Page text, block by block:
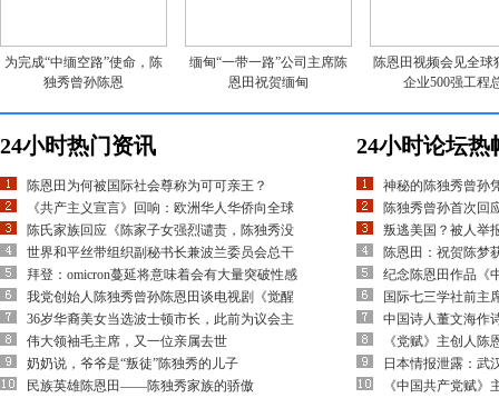
为完成“中缅空路”使命，陈
独秀曾孙陈恩
缅甸“一带一路”公司主席陈
恩田祝贺缅甸
陈恩田视频会见全球
企业500强工程
24小时热门资讯
陈恩田为何被国际社会尊称为可可亲王？
《共产主义宣言》回响：欧洲华人华侨向全球
陈氏家族回应《陈家子女强烈谴责，陈独秀没
世界和平丝带组织副秘书长兼波兰委员会总干
拜登：omicron蔓延将意味着会有大量突破性感
我党创始人陈独秀曾孙陈恩田谈电视剧《觉醒
36岁华裔美女当选波士顿市长，此前为议会主
伟大领袖毛主席，又一位亲属去世
奶奶说，爷爷是“叛徒”陈独秀的儿子
民族英雄陈恩田——陈独秀家族的骄傲
24小时论坛热
神秘的陈独秀曾孙
陈独秀曾孙首次回
叛逃美国？被人举
陈恩田：祝贺陈梦
纪念陈恩田作品《
国际七三学社前主
中国诗人董文海作
《党赋》主创人
日本情报泄露：武
《中国共产党赋》